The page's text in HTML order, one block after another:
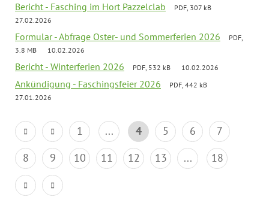
Bericht - Fasching im Hort Pazzelclab
PDF, 307 kB
27.02.2026
Formular - Abfrage Oster- und Sommerferien 2026
PDF,
3.8 MB
10.02.2026
Bericht - Winterferien 2026 PDF, 532 kB 10.02.2026
Ankündigung - Faschingsfeier 2026
PDF, 442 kB
27.01.2026
1 ... 4 5 6
7
8
9 10 11 12 13 ... 18